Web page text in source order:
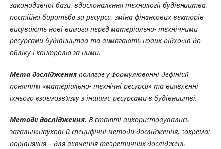
законодавчої бази, вдосконалення технології будівництва,
постійна боротьба за ресурси, зміна фінансових векторів
висувають нові вимоги перед матеріально- технічними
ресурсами будівництва та вимагають нових підходів до
обліку і контролю за ними.
Мета дослідження полягає у формулюванні дефініції
поняття «матеріально- технічні ресурси» та виявленні
їхнього взаємозв’язку з іншими ресурсами в будівництві.
Методи дослідження. В статті використовувались
загальнонаукові й специфічні методи дослідження, зокрема:
порівняння – для вивчення теоретичних досліджень